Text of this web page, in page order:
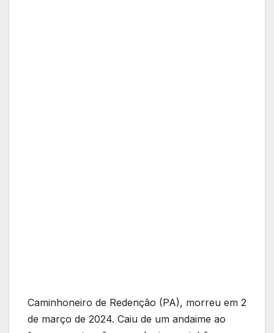
Caminhoneiro de Redenção (PA), morreu em 2
de março de 2024. Caiu de um andaime ao